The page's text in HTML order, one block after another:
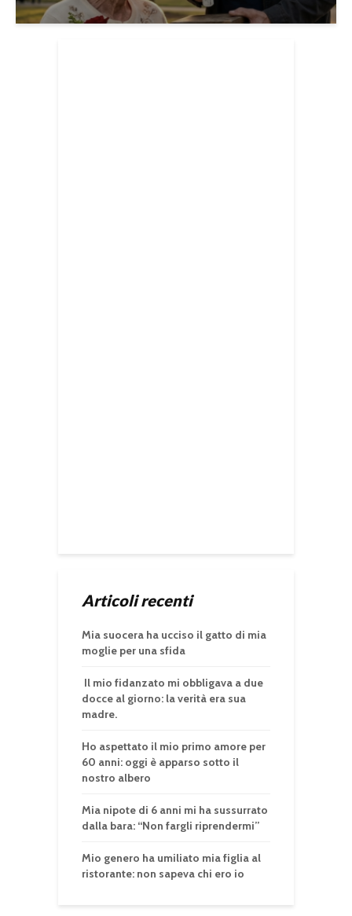
Articoli recenti
Mia suocera ha ucciso il gatto di mia
moglie per una sfida
Il mio fidanzato mi obbligava a due
docce al giorno: la verità era sua
madre.
Ho aspettato il mio primo amore per
60 anni: oggi è apparso sotto il
nostro albero
Mia nipote di 6 anni mi ha sussurrato
dalla bara: “Non fargli riprendermi”
Mio genero ha umiliato mia figlia al
ristorante: non sapeva chi ero io